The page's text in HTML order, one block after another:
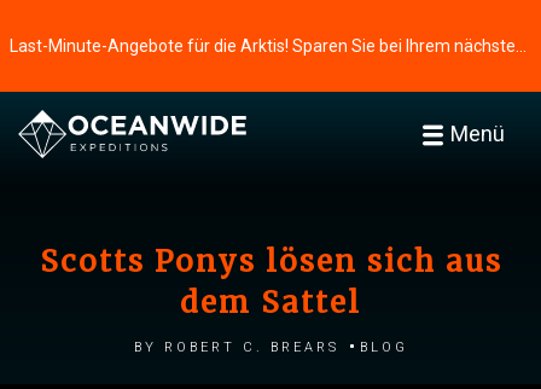
Menü
Scotts Ponys lösen sich aus
dem Sattel
by Robert C. Brears Blog